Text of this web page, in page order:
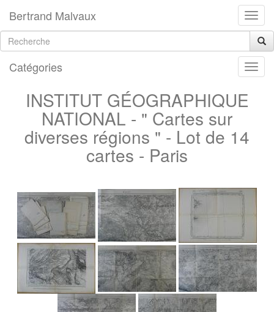
Bertrand Malvaux
Catégories
INSTITUT GÉOGRAPHIQUE
NATIONAL - " Cartes sur
diverses régions " - Lot de 14
cartes - Paris